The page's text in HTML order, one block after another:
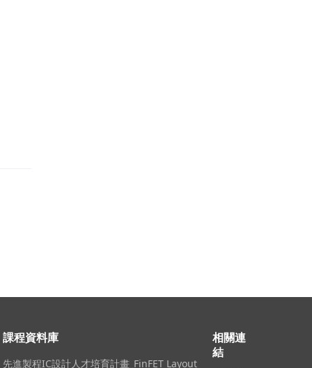
課程資料庫
先進製程IC設計人才培育計畫_FinFET Layout
相關連
結